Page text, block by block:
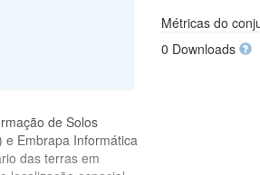
Métricas do
0 Downloads
de Solos
e Embrapa Informática
das terras em